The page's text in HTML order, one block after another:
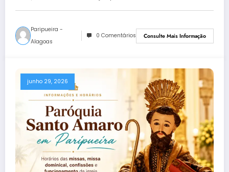
Paripueira -
Alagoas
0 Comentários Consulte Mais Informação
junho 29, 2026